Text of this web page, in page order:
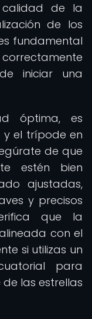
de la
de los
fundamental
iniciar una
óptima, es
el trípode en
de que
estén bien
ajustadas,
y precisos
que la
con el
si utilizas un
para
las estrellas